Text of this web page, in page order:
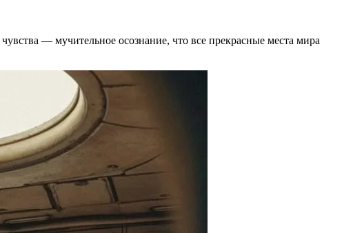
— мучительное осознание, что все прекрасные места мира